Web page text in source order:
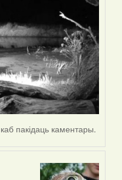
каб пакідаць каментары.